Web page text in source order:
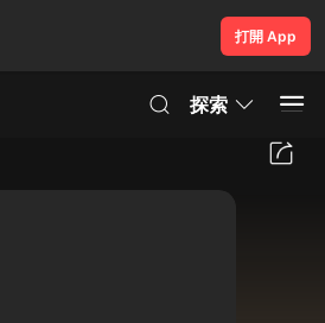
打開 App
探索